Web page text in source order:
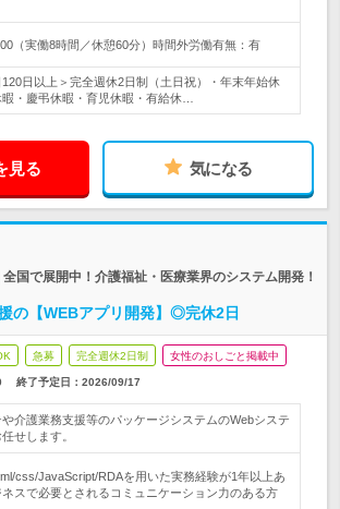
（実働8時間／休憩60分）時間外労働有無：有
120日以上＞完全週休2日制（土日祝）・年末年始休
・慶弔休暇・育児休暇・有給休…
見る 気になる
国で展開中！介護福祉・医療業界のシステム開発！
の【WEBアプリ開発】◎完休2日
急募 完全週休2日制 女性のおしごと掲載中
終了予定日： 2026/09/17
介護業務支援等のパッケージシステムのWebシステ
せします。
css/JavaScript/RDAを用いた実務経験が1年以上あ
ネスで必要とされるコミュニケーション力のある方